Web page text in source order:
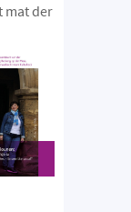
mat der